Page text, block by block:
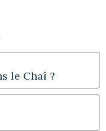
le Chaî ?